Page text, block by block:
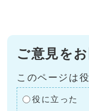
ご意見を
このページは
役に立った